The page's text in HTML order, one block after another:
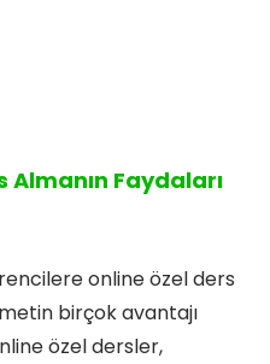
Almanın Faydaları
online özel ders
birçok avantajı
özel dersler,